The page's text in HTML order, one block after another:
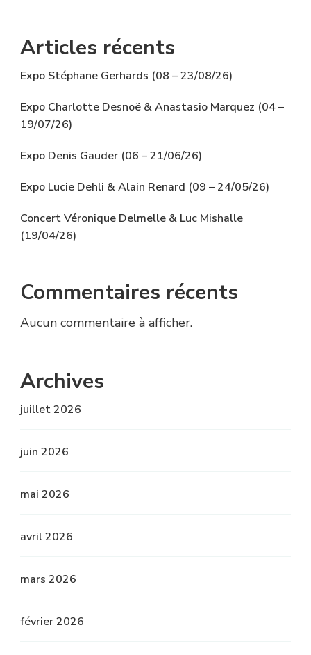
Articles récents
Expo Stéphane Gerhards (08 – 23/08/26)
Expo Charlotte Desnoë & Anastasio Marquez (04 –
19/07/26)
Expo Denis Gauder (06 – 21/06/26)
Expo Lucie Dehli & Alain Renard (09 – 24/05/26)
Concert Véronique Delmelle & Luc Mishalle
(19/04/26)
Commentaires récents
Aucun commentaire à afficher.
Archives
juillet 2026
juin 2026
mai 2026
avril 2026
mars 2026
février 2026